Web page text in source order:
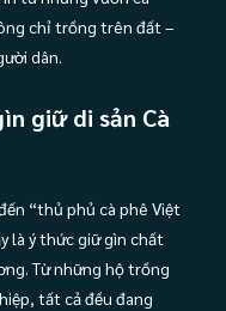
chỉ trồng trên đất –
dân.
giữ di sản Cà
“thủ phủ cà phê Việt
là ý thức giữ gìn chất
Từ những hộ trồng
tất cả đều đang